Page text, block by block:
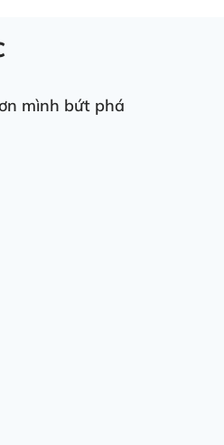
mình bứt phá